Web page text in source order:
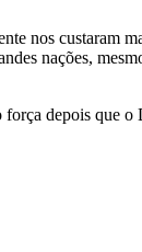
nos custaram
nações,
depois que